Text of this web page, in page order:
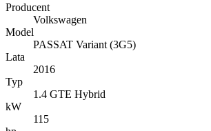
Producent
Volkswagen
Model
PASSAT Variant (3G5)
Lata
2016
Typ
1.4 GTE Hybrid
kW
115